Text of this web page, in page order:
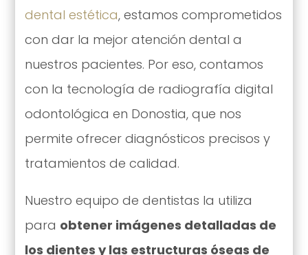
dental estética, estamos comprometidos
con dar la mejor atención dental a
nuestros pacientes. Por eso, contamos
con la tecnología de radiografía digital
odontológica en Donostia, que nos
permite ofrecer diagnósticos precisos y
tratamientos de calidad.
Nuestro equipo de dentistas la utiliza
para obtener imágenes detalladas de
los dientes y las estructuras óseas de